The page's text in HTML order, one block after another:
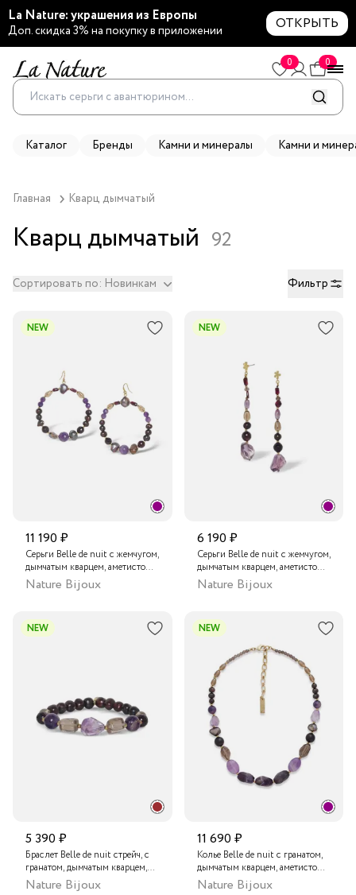
La Nature: украшения из Европы
Доп. скидка 3% на покупку в приложении ОТКРЫТЬ
0 0
Каталог Бренды Камни и минералы Камни и
Главная Кварц дымчатый
Кварц дымчатый 92
Сортировать по: Новинкам Фильтр
NEW
11 190 ₽
Серьги Belle de nuit с жемчугом,
дымчатым кварцем, аметистом
и гранатом
Nature Bijoux
NEW
6 190 ₽
Серьги Belle de nuit с жемчугом,
дымчатым кварцем, аметистом
и гранатом
Nature Bijoux
NEW
5 390 ₽
Браслет Belle de nuit стрейч, с
гранатом, дымчатым кварцем,
аметистом и жемчугом
Nature Bijoux
NEW
11 690 ₽
Колье Belle de nuit с гранатом,
дымчатым кварцем, аметистом
и жемчугом
Nature Bijoux